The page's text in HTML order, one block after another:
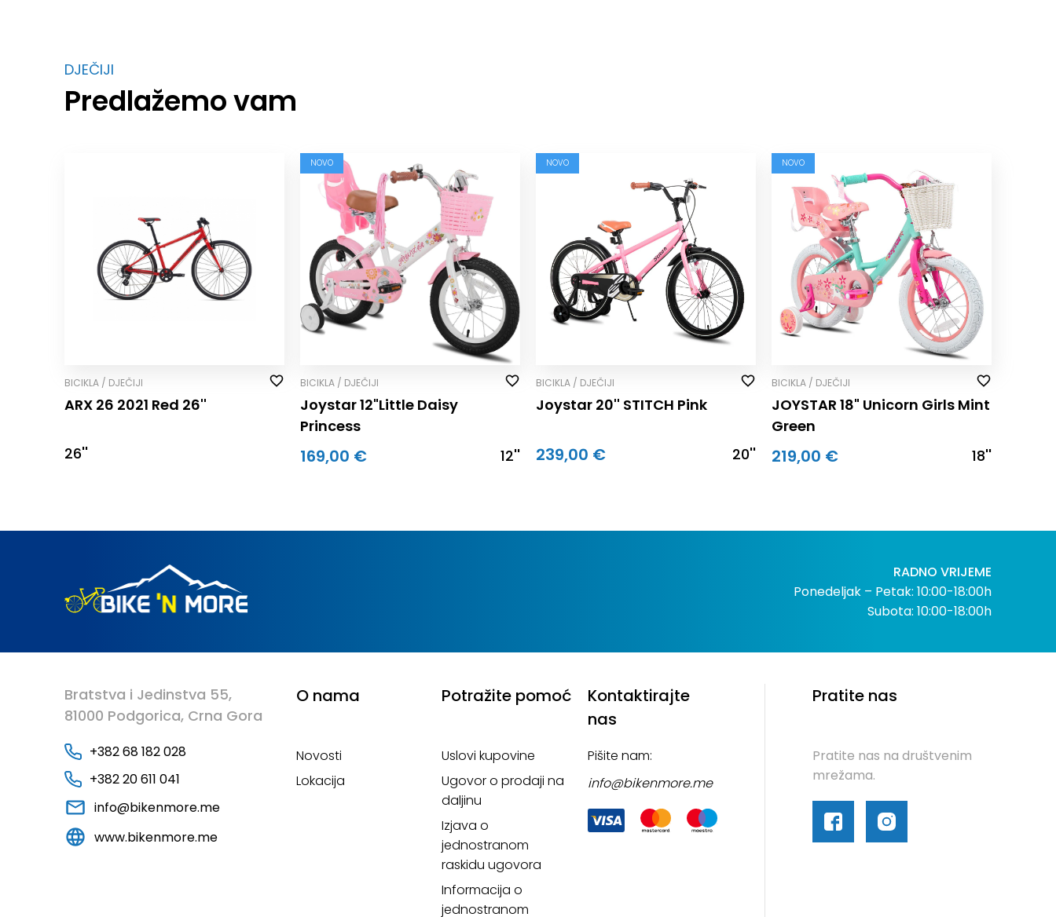
DJEČIJI
Predlažemo vam
BICIKLA / DJEČIJI
ARX 26 2021 Red 26''
26''
NOVO
BICIKLA / DJEČIJI
Joystar 12"Little Daisy
Princess
169,00 € 12''
NOVO
BICIKLA / DJEČIJI
Joystar 20'' STITCH Pink
239,00 € 20''
NOVO
BICIKLA / DJEČIJI
JOYSTAR 18" Unicorn Girls Mint
Green
219,00 € 18''
RADNO VRIJEME
Ponedeljak – Petak: 10:00-18:00h
Subota: 10:00-18:00h
Bratstva i Jedinstva 55,
81000 Podgorica, Crna Gora
+382 68 182 028
+382 20 611 041
info@bikenmore.me
www.bikenmore.me
O nama
Novosti
Lokacija
Potražite pomoć
Uslovi kupovine
Ugovor o prodaji na
daljinu
Izjava o
jednostranom
raskidu ugovora
Informacija o
jednostranom
Kontaktirajte
nas
Pišite nam:
info@bikenmore.me
Pratite nas
Pratite nas na društvenim
mrežama.